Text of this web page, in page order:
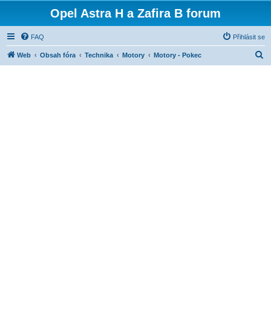
Opel Astra H a Zafira B forum
FAQ Přihlásit se
Web Obsah fóra Technika Motory Motory - Pokec